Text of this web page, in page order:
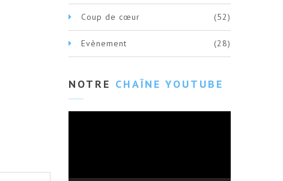
Coup de cœur (52)
Evènement (28)
NOTRE CHAÎNE YOUTUBE